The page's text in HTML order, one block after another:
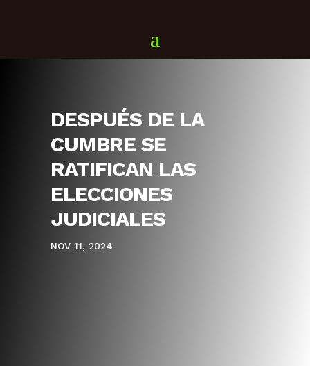
DESPUÉS DE LA
CUMBRE SE
RATIFICAN LAS
ELECCIONES
JUDICIALES
NOV 11, 2024